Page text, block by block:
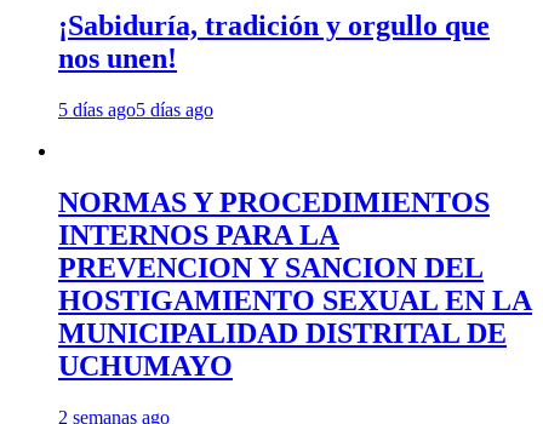
¡Sabiduría, tradición y orgullo que
nos unen!
5 días ago5 días ago
NORMAS Y PROCEDIMIENTOS
INTERNOS PARA LA
PREVENCION Y SANCION DEL
HOSTIGAMIENTO SEXUAL EN LA
MUNICIPALIDAD DISTRITAL DE
UCHUMAYO
2 semanas ago